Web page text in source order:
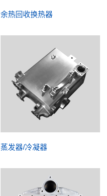
余热回收换热器
蒸发器/冷凝器